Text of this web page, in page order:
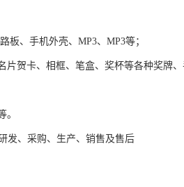
、手机外壳、MP3、MP3等；
贺卡、相框、笔盒、奖杯等各种奖牌、
。
发、采购、生产、销售及售后